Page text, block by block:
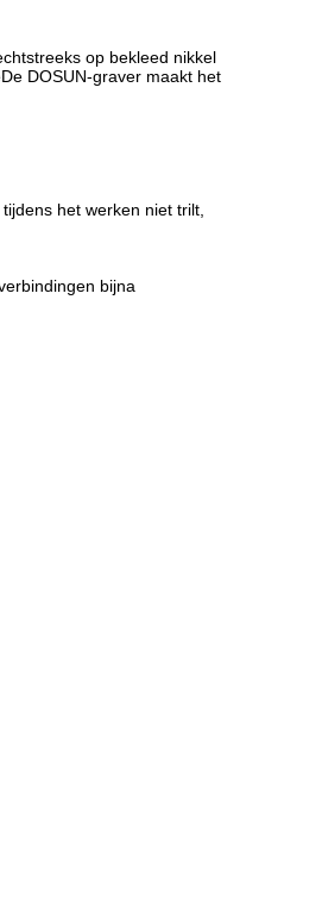
op bekleed nikkel
DOSUN-graver maakt het
het werken niet trilt,
bijna